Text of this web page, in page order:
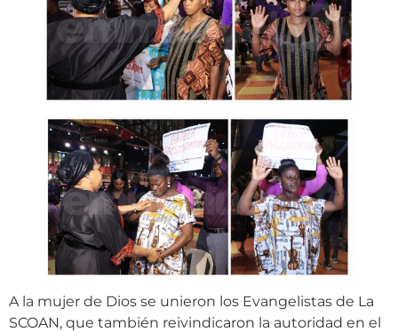
A la mujer de Dios se unieron los Evangelistas de La
SCOAN, que también reivindicaron la autoridad en el